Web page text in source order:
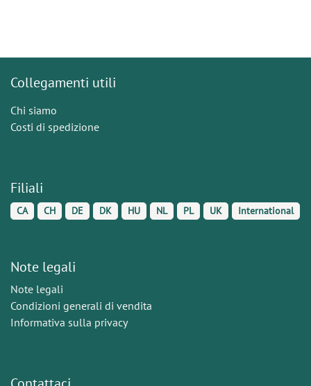
Collegamenti utili
Chi siamo
Costi di spedizione
Filiali
CA CH DE DK HU NL PL UK International
Note legali
Note legali
Condizioni generali di vendita
Informativa sulla privacy